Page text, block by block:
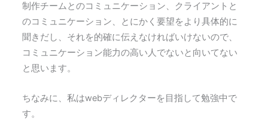
制作チームとのコミュニケーション、クライアントと
のコミュニケーション、とにかく要望をより具体的に
聞きだし、それを的確に伝えなければいけないので、
コミュニケーション能力の高い人でないと向いてない
と思います。
ちなみに、私はwebディレクターを目指して勉強中で
す。